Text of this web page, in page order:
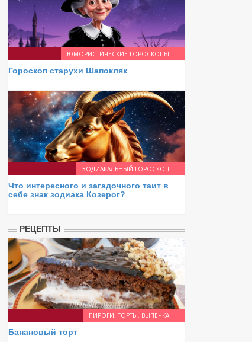
ЮМОРИСТИЧЕСКИЕ ГОРОСКОПЫ
Гороскоп старухи Шапокляк
ЗОДИАКАЛЬНЫЙ ГОРОСКОП
Что интересного и загадочного таит в
себе знак зодиака Козерог?
РЕЦЕПТЫ
ПИРОГИ, ТОРТЫ, ВЫПЕЧКА
Банановый торт